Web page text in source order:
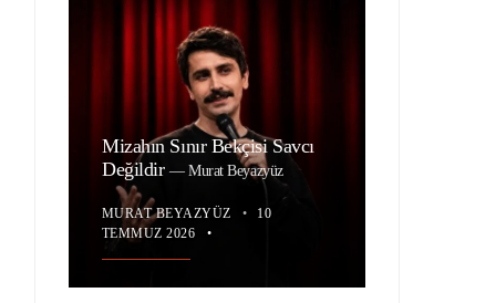
Mizahın Sınır Bekçisi Savcı
Değildir —Murat Beyazyüz
MURAT BEYAZYÜZ •
10
TEMMUZ 2026
•